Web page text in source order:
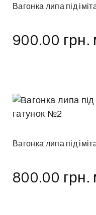
Вагонка липа під
900.00 грн.
Вагонка липа під
800.00 грн.